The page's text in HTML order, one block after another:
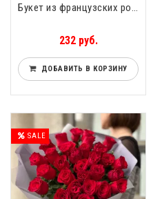
Букет из французских роз 31 роза
232 руб.
ДОБАВИТЬ В КОРЗИНУ
SALE